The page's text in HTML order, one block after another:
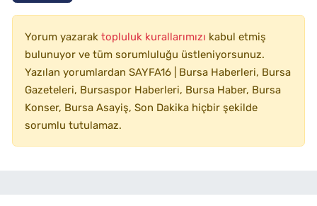
Yorum yazarak topluluk kurallarımızı kabul etmiş
bulunuyor ve tüm sorumluluğu üstleniyorsunuz.
Yazılan yorumlardan SAYFA16 | Bursa Haberleri, Bursa
Gazeteleri, Bursaspor Haberleri, Bursa Haber, Bursa
Konser, Bursa Asayiş, Son Dakika hiçbir şekilde
sorumlu tutulamaz.